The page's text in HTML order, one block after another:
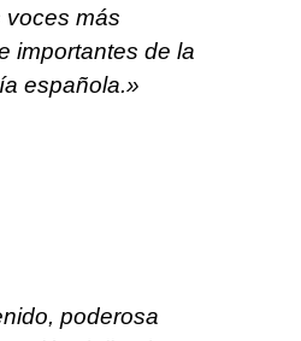
voces más
importantes de la
española.»
poderosa